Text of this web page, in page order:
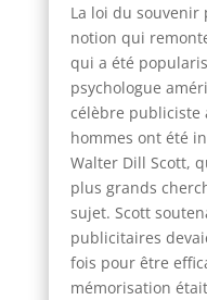
La loi du souvenir
notion qui
qui a été
psychologue
célèbre publiciste
hommes ont été
Walter Dill Scott,
plus grands
sujet. Scott
publicitaires
fois pour être
mémorisation